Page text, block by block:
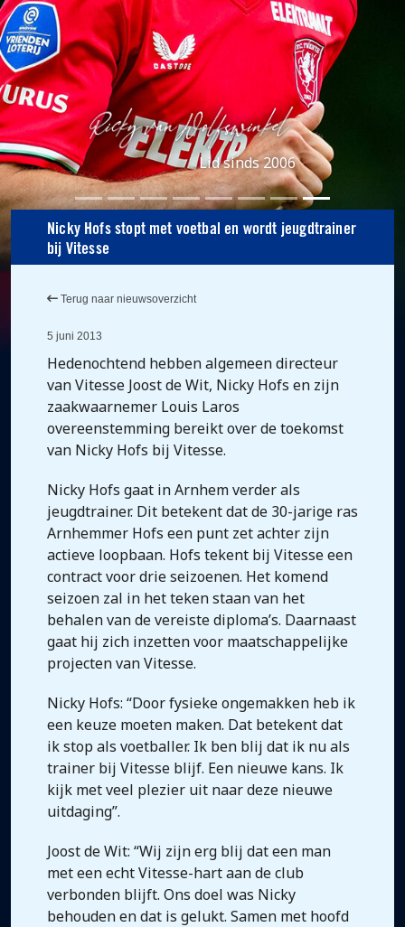
Lid sinds 2006
Nicky Hofs stopt met voetbal en wordt jeugdtrainer
bij Vitesse
Terug naar nieuwsoverzicht
5 juni 2013
Hedenochtend hebben algemeen directeur
van Vitesse Joost de Wit, Nicky Hofs en zijn
zaakwaarnemer Louis Laros
overeenstemming bereikt over de toekomst
van Nicky Hofs bij Vitesse.
Nicky Hofs gaat in Arnhem verder als
jeugdtrainer. Dit betekent dat de 30-jarige ras
Arnhemmer Hofs een punt zet achter zijn
actieve loopbaan. Hofs tekent bij Vitesse een
contract voor drie seizoenen. Het komend
seizoen zal in het teken staan van het
behalen van de vereiste diploma’s. Daarnaast
gaat hij zich inzetten voor maatschappelijke
projecten van Vitesse.
Nicky Hofs: “Door fysieke ongemakken heb ik
een keuze moeten maken. Dat betekent dat
ik stop als voetballer. Ik ben blij dat ik nu als
trainer bij Vitesse blijf. Een nieuwe kans. Ik
kijk met veel plezier uit naar deze nieuwe
uitdaging”.
Joost de Wit: “Wij zijn erg blij dat een man
met een echt Vitesse-hart aan de club
verbonden blijft. Ons doel was Nicky
behouden en dat is gelukt. Samen met hoofd